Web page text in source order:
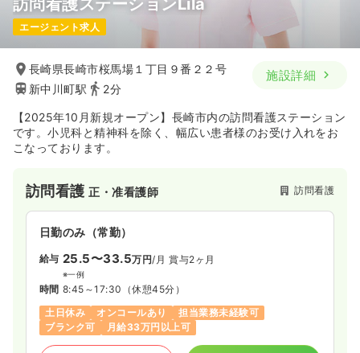
訪問看護ステーションLila
エージェント求人
長崎県長崎市桜馬場１丁目９番２２号
新中川町駅
2分
施設詳細
【2025年10月新規オープン】長崎市内の訪問看護ステーション
です。小児科と精神科を除く、幅広い患者様のお受け入れをお
こなっております。
訪問看護正・准看護師 訪問看護
日勤のみ（常勤）
給与 25.5〜33.5万円/月 賞与2ヶ月
※一例
時間 8:45～17:30 （休憩45分）
土日休み
オンコールあり
担当業務未経験可
ブランク可
月給33万円以上可